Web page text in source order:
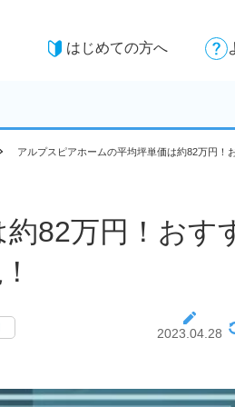
はじめての方へ
アルプスピアホームの平均坪単価は約82万円！
82万円！おす
2023.04.28